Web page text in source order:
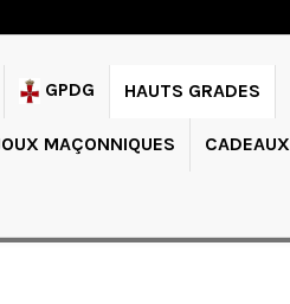
GPDG HAUTS GRADES
MAÇONNIQUES CADEAUX